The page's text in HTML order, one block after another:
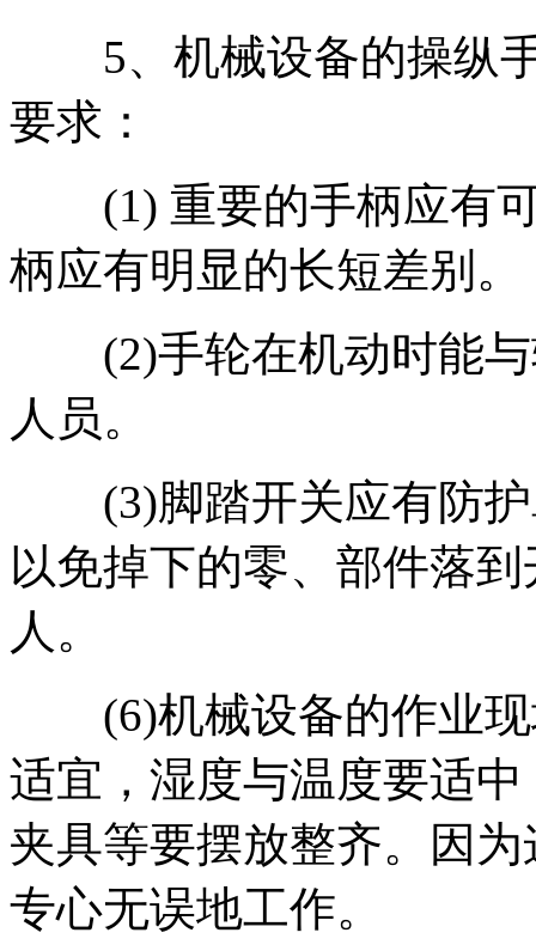
5、机械设备的操纵手
要求：
(1) 重要的手柄应有可
柄应有明显的长短差别。
(2)手轮在机动时能与
人员。
(3)脚踏开关应有防护
以免掉下的零、部件落
人。
(6)机械设备的作业现
适宜，湿度与温度要适
夹具等要摆放整齐。因
专心无误地工作。